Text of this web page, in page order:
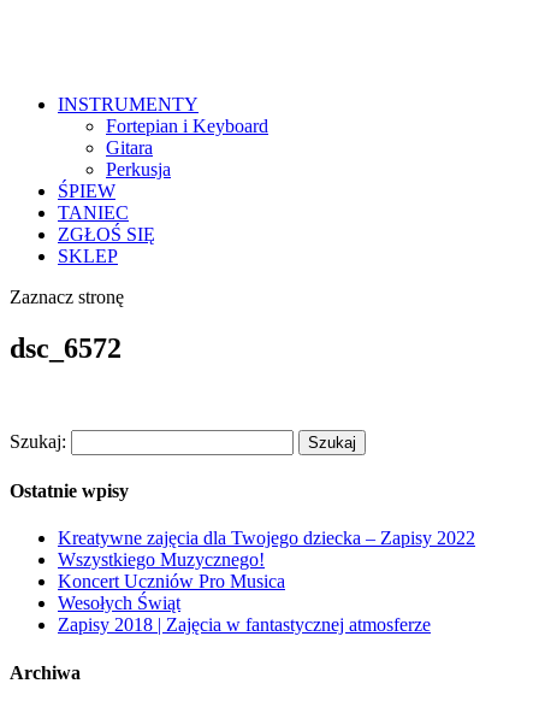
INSTRUMENTY
Fortepian i Keyboard
Gitara
Perkusja
ŚPIEW
TANIEC
ZGŁOŚ SIĘ
SKLEP
Zaznacz stronę
dsc_6572
Szukaj:
Ostatnie wpisy
Kreatywne zajęcia dla Twojego dziecka – Zapisy 2022
Wszystkiego Muzycznego!
Koncert Uczniów Pro Musica
Wesołych Świąt
Zapisy 2018 | Zajęcia w fantastycznej atmosferze
Archiwa